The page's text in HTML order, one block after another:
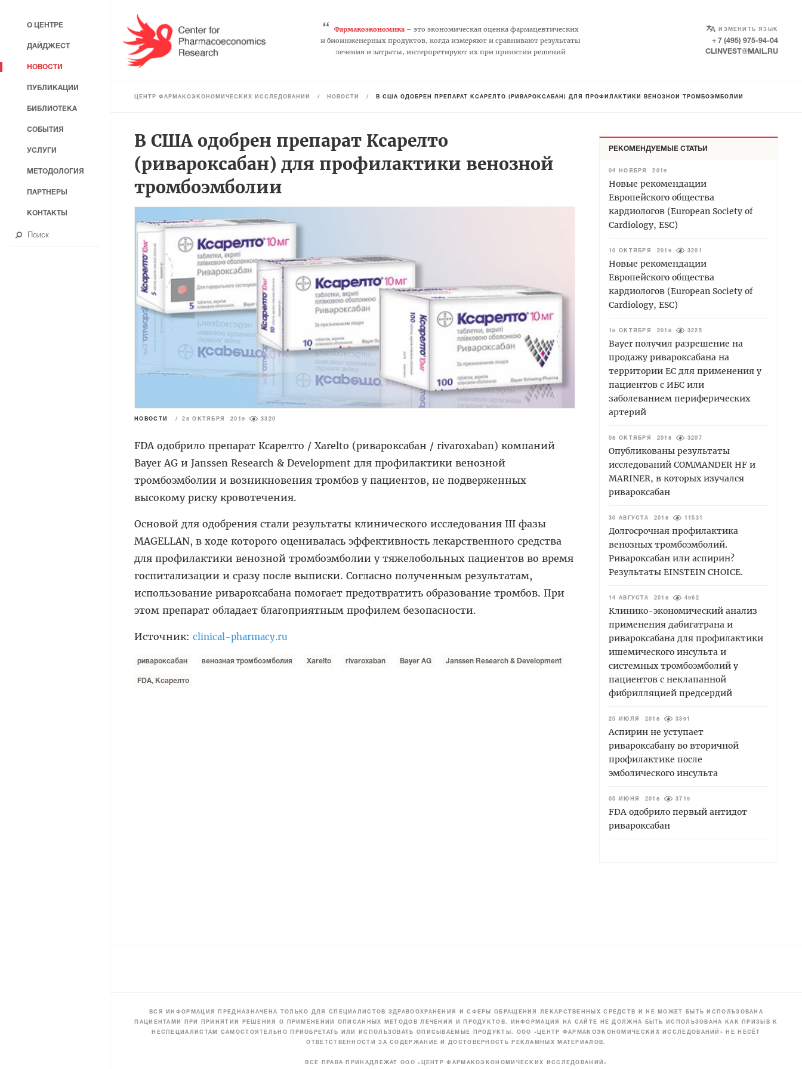
“ Фармакоэкономика– это экономическая оценка фармацевтических
и биоинженерных продуктов, когда измеряют и сравнивают результаты
лечения и затраты, интерпретируют их при принятии решений
ИЗМЕНИТЬ ЯЗЫК
SELECT LANGUAGE
+ 7 (495) 975-94-04
CLINVEST@MAIL.RU
ЦЕНТР ФАРМАКОЭКОНОМИЧЕСКИХ ИССЛЕДОВАНИЙ / НОВОСТИ / В США ОДОБРЕН ПРЕПАРАТ КСАРЕЛТО (РИВАРОКСАБАН) ДЛЯ ПРОФИЛАКТИКИ ВЕНОЗНОЙ ТРОМБОЭМБОЛИИ
В США одобрен препарат Ксарелто
(ривароксабан) для профилактики венозной
тромбоэмболии
НОВОСТИ / 28 ОКТЯБРЯ 2019 3320
FDA одобрило препарат Ксарелто / Xarelto (ривароксабан / rivaroxaban) компаний
Bayer AG и Janssen Research & Development для профилактики венозной
тромбоэмболии и возникновения тромбов у пациентов, не подверженных
высокому риску кровотечения.
Основой для одобрения стали результаты клинического исследования III фазы
MAGELLAN, в ходе которого оценивалась эффективность лекарственного средства
для профилактики венозной тромбоэмболии у тяжелобольных пациентов во время
госпитализации и сразу после выписки. Согласно полученным результатам,
использование ривароксабана помогает предотвратить образование тромбов. При
этом препарат обладает благоприятным профилем безопасности.
Источник: clinical-pharmacy.ru
ривароксабан венозная тромбоэмболия Xarelto rivaroxaban Bayer AG Janssen Research & Development
FDA, Ксарелто
РЕКОМЕНДУЕМЫЕ СТАТЬИ
04 НОЯБРЯ 2019
Новые рекомендации
Европейского общества
кардиологов (European Society of
Cardiology, ESC)
10 ОКТЯБРЯ 2019 3201
Новые рекомендации
Европейского общества
кардиологов (European Society of
Cardiology, ESC)
18 ОКТЯБРЯ 2018 3225
Bayer получил разрешение на
продажу ривароксабана на
территории ЕС для применения у
пациентов с ИБС или
заболеванием периферических
артерий
08 ОКТЯБРЯ 2018 3207
Опубликованы результаты
исследований COMMANDER HF и
MARINER, в которых изучался
ривароксабан
30 АВГУСТА 2018 11531
Долгосрочная профилактика
венозных тромбоэмболий.
Ривароксабан или аспирин?
Результаты EINSTEIN CHOICE.
14 АВГУСТА 2018 4962
Клинико-экономический анализ
применения дабигатрана и
ривароксабана для профилактики
ишемического инсульта и
системных тромбоэмболий у
пациентов с неклапанной
фибрилляцией предсердий
25 ИЮЛЯ 2018 3391
Аспирин не уступает
ривароксабану во вторичной
профилактике после
эмболического инсульта
05 ИЮНЯ 2018 3719
FDA одобрило первый антидот
ривароксабан
ВСЯ ИНФОРМАЦИЯ ПРЕДНАЗНАЧЕНА ТОЛЬКО ДЛЯ СПЕЦИАЛИСТОВ ЗДРАВООХРАНЕНИЯ И СФЕРЫ ОБРАЩЕНИЯ ЛЕКАРСТВЕННЫХ СРЕДСТВ И НЕ МОЖЕТ БЫТЬ ИСПОЛЬЗОВАНА
ПАЦИЕНТАМИ ПРИ ПРИНЯТИИ РЕШЕНИЯ О ПРИМЕНЕНИИ ОПИСАННЫХ МЕТОДОВ ЛЕЧЕНИЯ И ПРОДУКТОВ. ИНФОРМАЦИЯ НА САЙТЕ НЕ ДОЛЖНА БЫТЬ ИСПОЛЬЗОВАНА КАК ПРИЗЫВ К
НЕСПЕЦИАЛИСТАМ САМОСТОЯТЕЛЬНО ПРИОБРЕТАТЬ ИЛИ ИСПОЛЬЗОВАТЬ ОПИСЫВАЕМЫЕ ПРОДУКТЫ. ООО «ЦЕНТР ФАРМАКОЭКОНОМИЧЕСКИХ ИССЛЕДОВАНИЙ» НЕ НЕСЁТ
ОТВЕТСТВЕННОСТИ ЗА СОДЕРЖАНИЕ И ДОСТОВЕРНОСТЬ РЕКЛАМНЫХ МАТЕРИАЛОВ.
ВСЕ ПРАВА ПРИНАДЛЕЖАТ ООО «ЦЕНТР ФАРМАКОЭКОНОМИЧЕСКИХ ИССЛЕДОВАНИЙ»
О ЦЕНТРЕ
ДАЙДЖЕСТ
НОВОСТИ
ПУБЛИКАЦИИ
БИБЛИОТЕКА
СОБЫТИЯ
УСЛУГИ
МЕТОДОЛОГИЯ
ПАРТНЕРЫ
КОНТАКТЫ